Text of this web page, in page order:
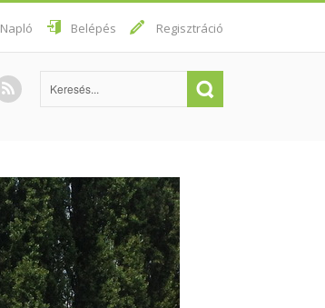
Napló Belépés Regisztráció